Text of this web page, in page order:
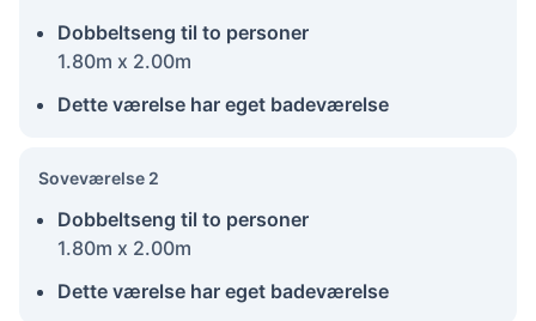
Dobbeltseng til to personer
1.80m x 2.00m
Dette værelse har eget badeværelse
Soveværelse 2
Dobbeltseng til to personer
1.80m x 2.00m
Dette værelse har eget badeværelse